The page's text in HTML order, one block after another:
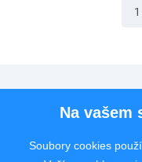
Pro uchazečeNa vašem
Soubory cookies